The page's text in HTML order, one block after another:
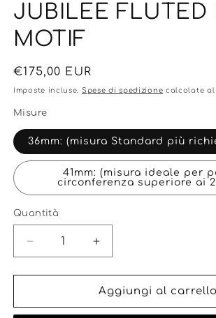
JUBILEE FLUTED
MOTIF
Prezzo
di
€175,00 EUR
Imposte incluse. Spese di spedizione calcolate al
Misure
36mm: (misura Standard più
41mm: (misura ideale per
circonferenza superiore ai
Quantità
Diminuisci
quantità
per
DATEJUST
Aumenta
quantità
per
ROLEX
DATEJUST
Aggiungi al carrello